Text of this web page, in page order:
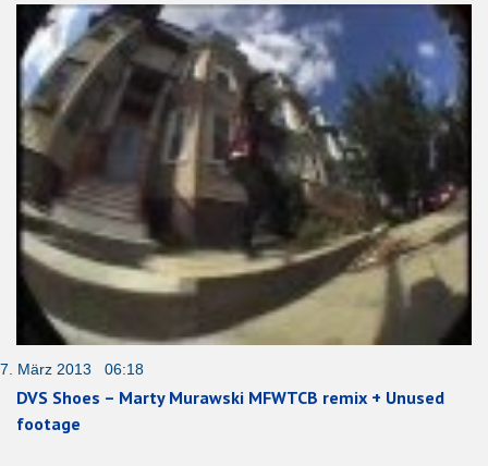
7. März 2013 06:18
DVS Shoes – Marty Murawski MFWTCB remix + Unused
footage